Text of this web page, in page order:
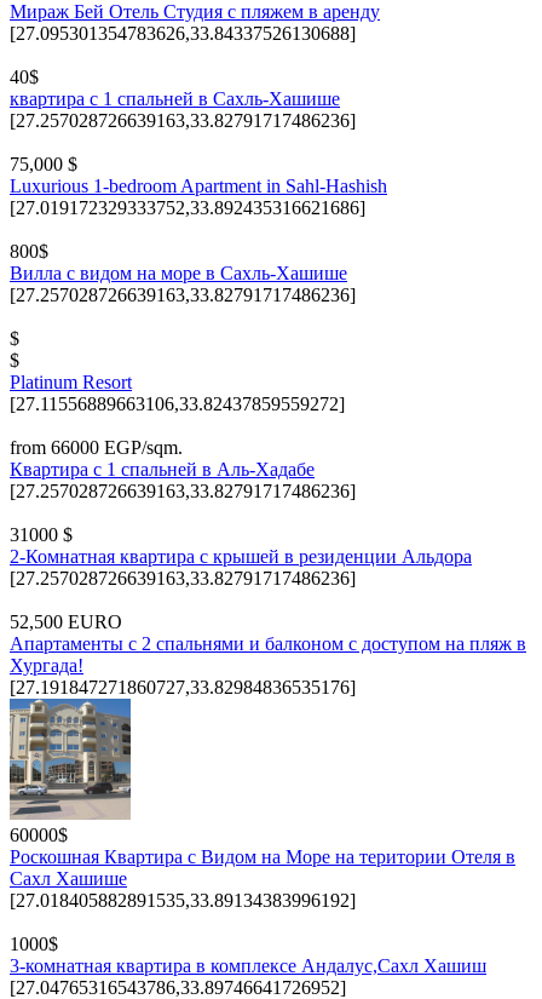
Мираж Бей Отель Студия с пляжем в аренду
[27.095301354783626,33.84337526130688]
40$
квартира с 1 спальней в Сахль-Хашише
[27.257028726639163,33.82791717486236]
75,000 $
Luxurious 1-bedroom Apartment in Sahl-Hashish
[27.019172329333752,33.892435316621686]
800$
Вилла с видом на море в Сахль-Хашише
[27.257028726639163,33.82791717486236]
$
$
Platinum Resort
[27.11556889663106,33.82437859559272]
from 66000 EGP/sqm.
Квартира с 1 спальней в Аль-Хадабе
[27.257028726639163,33.82791717486236]
31000 $
2-Комнатная квартира с крышей в резиденции Альдора
[27.257028726639163,33.82791717486236]
52,500 EURO
Апартаменты с 2 спальнями и балконом с доступом на пляж в
Хургада!
[27.191847271860727,33.82984836535176]
60000$
Роскошная Квартира с Видом на Море на територии Отеля в
Сахл Хашише
[27.018405882891535,33.89134383996192]
1000$
3-комнатная квартира в комплексе Андалус,Сахл Хашиш
[27.04765316543786,33.89746641726952]